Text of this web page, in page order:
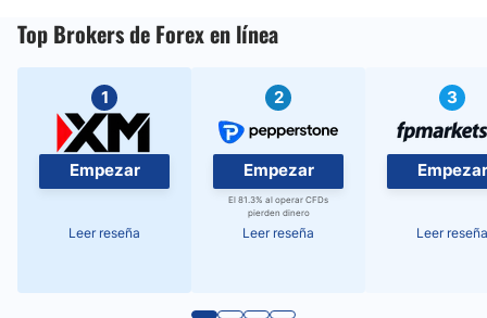
Top Brokers de Forex en línea
1
Empezar
Leer reseña
2
Empezar
El 81.3% al operar CFDs
pierden dinero
Leer reseña
3
Empezar
Leer reseña